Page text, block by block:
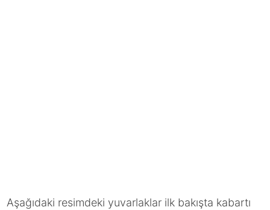
Aşağıdaki resimdeki yuvarlaklar ilk bakışta kabartı